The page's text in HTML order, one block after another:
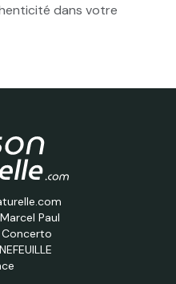
dans votre
Paul
Concerto